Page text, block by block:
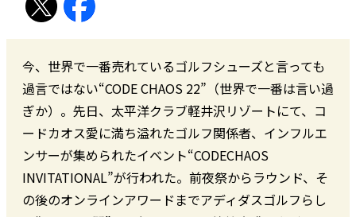
今、世界で一番売れているゴルフシューズと言っても
過言ではない“CODE CHAOS 22”（世界で一番は言い過
ぎか）。先日、太平洋クラブ軽井沢リゾートにて、コ
ードカオス愛に満ち溢れたゴルフ関係者、インフルエ
ンサーが集められたイベント“CODECHAOS
INVITATIONAL”が行われた。前夜祭からラウンド、そ
の後のオンラインアワードまでアディダスゴルフらし